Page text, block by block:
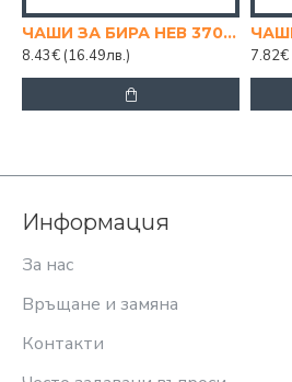
ЧАШИ ЗА БИРА НЕВ 370CC
8.43€ (16.49лв.)
7.82€
Информация
За нас
Връщане и замяна
Контакти